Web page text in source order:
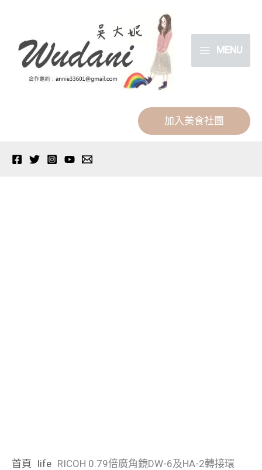
MENU
加入美食社團
首頁 life RICOH 0.79倍廣角鏡DW-6及HA-2轉接環